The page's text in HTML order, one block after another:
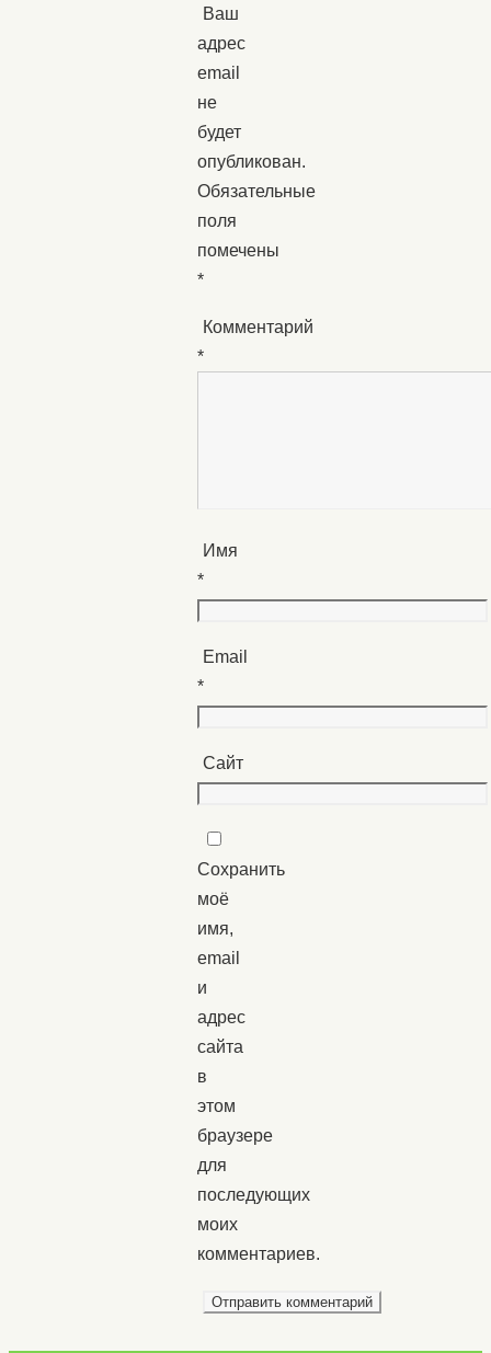
Ваш
адрес
email
не
будет
опубликован.
Обязательные
поля
помечены
*
Комментарий
*
Имя
*
Email
*
Сайт
Сохранить
моё
имя,
email
и
адрес
сайта
в
этом
браузере
для
последующих
моих
комментариев.